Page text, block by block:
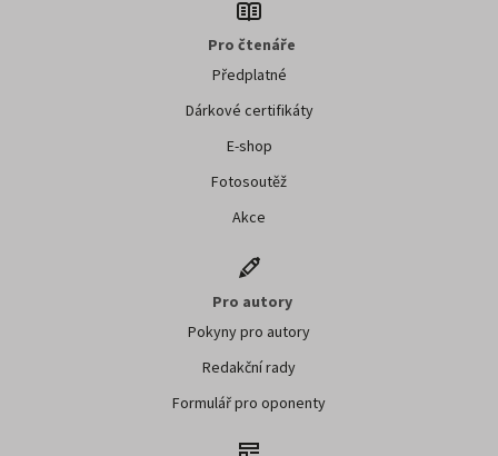
Pro čtenáře
Předplatné
Dárkové certifikáty
E-shop
Fotosoutěž
Akce
Pro autory
Pokyny pro autory
Redakční rady
Formulář pro oponenty